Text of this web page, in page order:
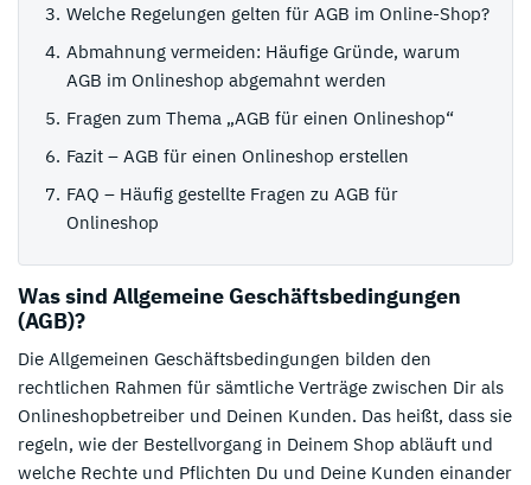
Welche Regelungen gelten für AGB im Online-Shop?
Abmahnung vermeiden: Häufige Gründe, warum
AGB im Onlineshop abgemahnt werden
Fragen zum Thema „AGB für einen Onlineshop“
Fazit – AGB für einen Onlineshop erstellen
FAQ – Häufig gestellte Fragen zu AGB für
Onlineshop
Was sind Allgemeine Geschäftsbedingungen
(AGB)?
Die Allgemeinen Geschäftsbedingungen bilden den
rechtlichen Rahmen für sämtliche Verträge zwischen Dir als
Onlineshopbetreiber und Deinen Kunden. Das heißt, dass sie
regeln, wie der Bestellvorgang in Deinem Shop abläuft und
welche Rechte und Pflichten Du und Deine Kunden einander